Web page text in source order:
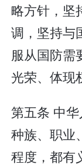
略方针，坚
调，坚持与
服从国防需
光荣、体现
第五条 中华
种族、职业
程度，都有